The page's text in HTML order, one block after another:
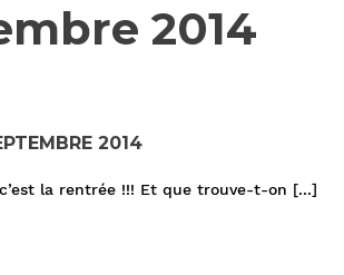
2014
2014
la rentrée !!! Et que trouve-t-on [...]